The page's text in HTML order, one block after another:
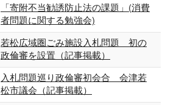
「寄附不当勧誘防止法の課題」(消費
者問題に関する勉強会)
若松広域圏ごみ施設入札問題 初の
政倫審を設置（記事掲載）
入札問題巡り政倫審初会合 会津若
松市議会（記事掲載）